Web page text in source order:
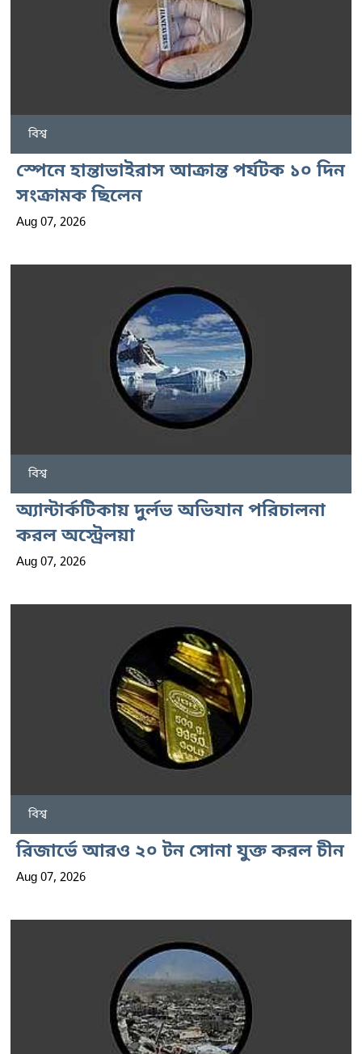
বিশ্ব
স্পেনে হান্তাভাইরাস আক্রান্ত পর্যটক ১০ দিন
সংক্রামক ছিলেন
Aug 07, 2026
বিশ্ব
অ্যান্টার্কটিকায় দুর্লভ অভিযান পরিচালনা
করল অস্ট্রেলয়া
Aug 07, 2026
বিশ্ব
রিজার্ভে আরও ২০ টন সোনা যুক্ত করল চীন
Aug 07, 2026